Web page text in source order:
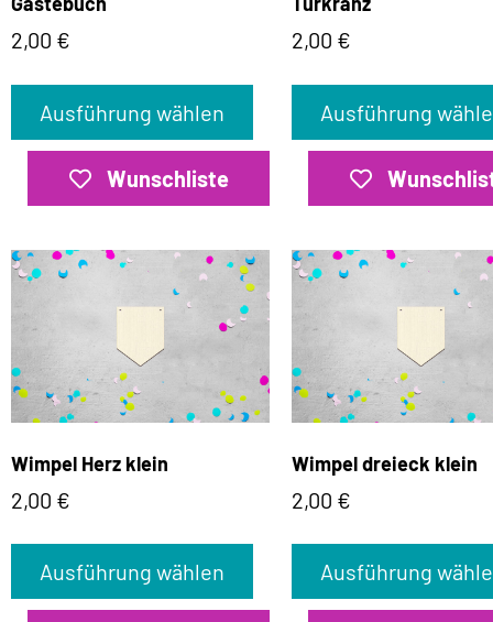
2,00 €
Ausführung wählen
Wunschliste
2,00 €
Ausführung
Wimpel Herz klein
2,00 €
Ausführung wählen
Wimpel dreieck klein
2,00 €
Ausführung